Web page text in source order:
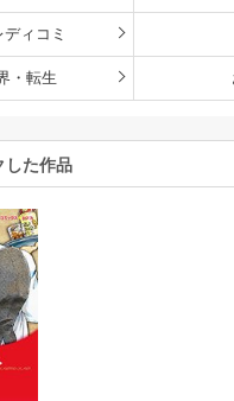
ィコミ
・転生
した作品